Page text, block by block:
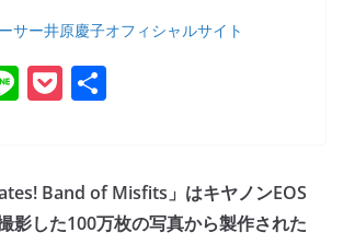
サー井原慶子オフィシャルサイト
Li P
et
Band of Misfits」はキヤノンEOS
影した100万枚の写真から製作された